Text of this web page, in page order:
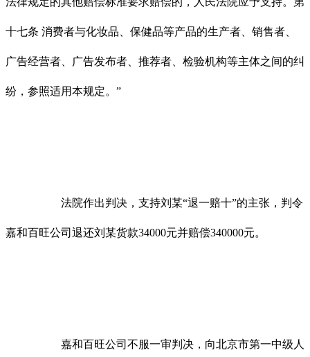
十七条 消费者与化妆品、保健品等产品的生产者、销售者、
广告经营者、广告发布者、推荐者、检验机构等主体之间的纠
纷，参照适用本规定。”
法院作出判决，支持刘某“退一赔十”的主张，判令
嘉和百旺公司退还刘某货款34000元并赔偿340000元。
嘉和百旺公司不服一审判决，向北京市第一中级人